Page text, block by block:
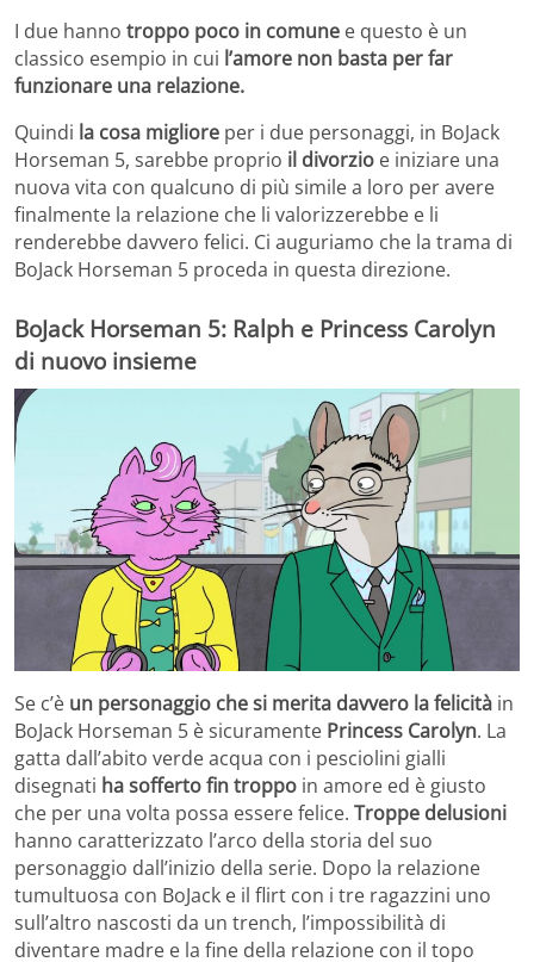
I due hanno troppo poco in comune e questo è un
classico esempio in cui l’amore non basta per far
funzionare una relazione.
Quindi la cosa migliore per i due personaggi, in BoJack
Horseman 5, sarebbe proprio il divorzio e iniziare una
nuova vita con qualcuno di più simile a loro per avere
finalmente la relazione che li valorizzerebbe e li
renderebbe davvero felici. Ci auguriamo che la trama di
BoJack Horseman 5 proceda in questa direzione.
BoJack Horseman 5: Ralph e Princess Carolyn
di nuovo insieme
Se c’è un personaggio che si merita davvero la felicità in
BoJack Horseman 5 è sicuramente Princess Carolyn. La
gatta dall’abito verde acqua con i pesciolini gialli
disegnati ha sofferto fin troppo in amore ed è giusto
che per una volta possa essere felice. Troppe delusioni
hanno caratterizzato l’arco della storia del suo
personaggio dall’inizio della serie. Dopo la relazione
tumultuosa con BoJack e il flirt con i tre ragazzini uno
sull’altro nascosti da un trench, l’impossibilità di
diventare madre e la fine della relazione con il topo